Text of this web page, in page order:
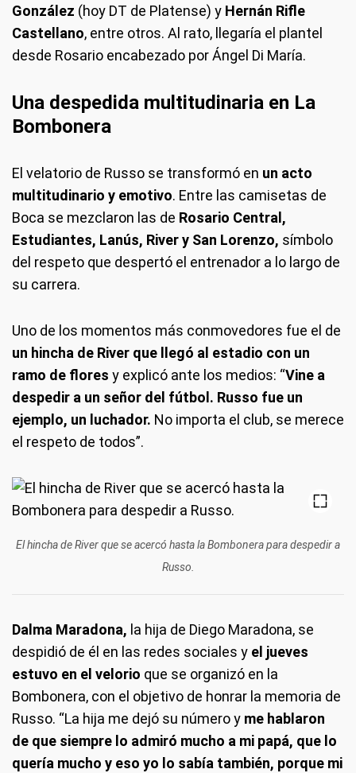
González (hoy DT de Platense) y Hernán Rifle
Castellano, entre otros. Al rato, llegaría el plantel
desde Rosario encabezado por Ángel Di María.
Una despedida multitudinaria en La
Bombonera
El velatorio de Russo se transformó en un acto
multitudinario y emotivo. Entre las camisetas de
Boca se mezclaron las de Rosario Central,
Estudiantes, Lanús, River y San Lorenzo, símbolo
del respeto que despertó el entrenador a lo largo de
su carrera.
Uno de los momentos más conmovedores fue el de
un hincha de River que llegó al estadio con un
ramo de flores y explicó ante los medios: “Vine a
despedir a un señor del fútbol. Russo fue un
ejemplo, un luchador. No importa el club, se merece
el respeto de todos”.
El hincha de River que se acercó hasta la Bombonera para despedir a
Russo.
Dalma Maradona, la hija de Diego Maradona, se
despidió de él en las redes sociales y el jueves
estuvo en el velorio que se organizó en la
Bombonera, con el objetivo de honrar la memoria de
Russo. “La hija me dejó su número y me hablaron
de que siempre lo admiró mucho a mi papá, que lo
quería mucho y eso yo lo sabía también, porque mi